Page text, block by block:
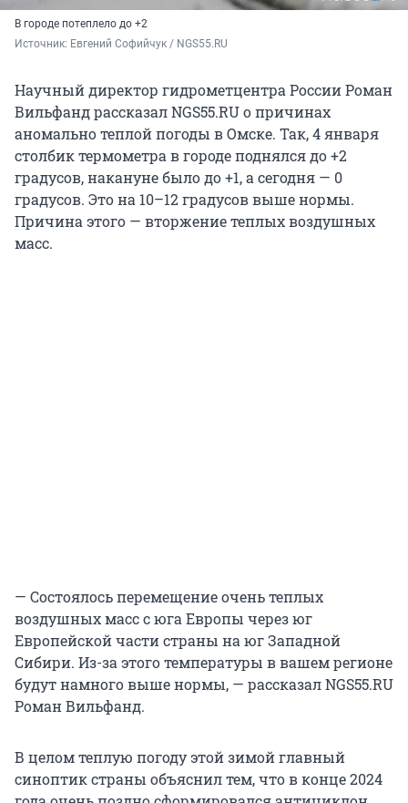
В городе потеплело до +2
Источник: Евгений Софийчук / NGS55.RU
Научный директор гидрометцентра России Роман
Вильфанд рассказал NGS55.RU о причинах
аномально теплой погоды в Омске. Так, 4 января
столбик термометра в городе поднялся до +2
градусов, накануне было до +1, а сегодня — 0
градусов. Это на 10–12 градусов выше нормы.
Причина этого — вторжение теплых воздушных
масс.
— Состоялось перемещение очень теплых
воздушных масс с юга Европы через юг
Европейской части страны на юг Западной
Сибири. Из-за этого температуры в вашем регионе
будут намного выше нормы, — рассказал NGS55.RU
Роман Вильфанд.
В целом теплую погоду этой зимой главный
синоптик страны объяснил тем, что в конце 2024